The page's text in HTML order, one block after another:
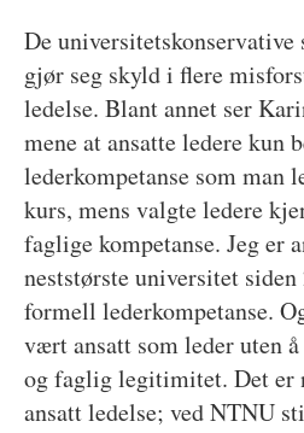
De
gjør seg skyld i flere
ledelse. Blant annet ser
mene at ansatte ledere kun
lederkompetanse som man
kurs, mens valgte ledere
faglige kompetanse. Jeg er
neststørste universitet
formell lederkompetanse.
vært ansatt som leder uten
og faglig legitimitet. Det er
ansatt ledelse; ved NTNU